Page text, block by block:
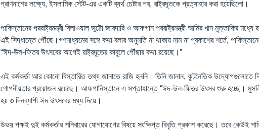
প্রাণনাশের লক্ষ্যে, ইসলামিক স্টেট-এর একটি ব্যর্থ চেষ্টার পর, রাষ্ট্রদূতকে প্রত্যাহার করা হয়েছিলো।
পাকিস্তানের পররাষ্ট্রমন্ত্রী বিলাওয়াল ভুট্টো জারদারি ও আফগান পররাষ্ট্রমন্ত্রী আমির খান মুত্তাকির
এই সিদ্ধান্তে পৌঁছে।গণমাধ্যমের সঙ্গে কথা বলার অনুমতি না থাকায় নাম না প্রকাশের শর্তে,
“ঈদ-উল-ফিতর উৎসবের আগেই রাষ্ট্রদূতের কাবুলে পৌঁছার কথা রয়েছে।”
এই কর্মকর্তা আর কোনো বিস্তারিত তথ্য জানাতে রাজি হননি। তিনি জানান, কূটনৈতিক উদ্যোগগুলোতে
গোপনীয়তার প্রয়োজন রয়েছে। আফগানিস্তানে এ সপ্তাহান্তে “ঈদ-উল-ফিতর উৎসব শুরু হচ্ছে।
হয় ৩ দিনব্যাপী ঈদ উৎসবের মধ্য দিয়ে।
উভয় পক্ষই দুই কর্মকর্তার শনিবারের যোগাযোগের বিষয়ে সংক্ষিপ্ত বিবৃতি প্রকাশ করেছে। তবে কেউই